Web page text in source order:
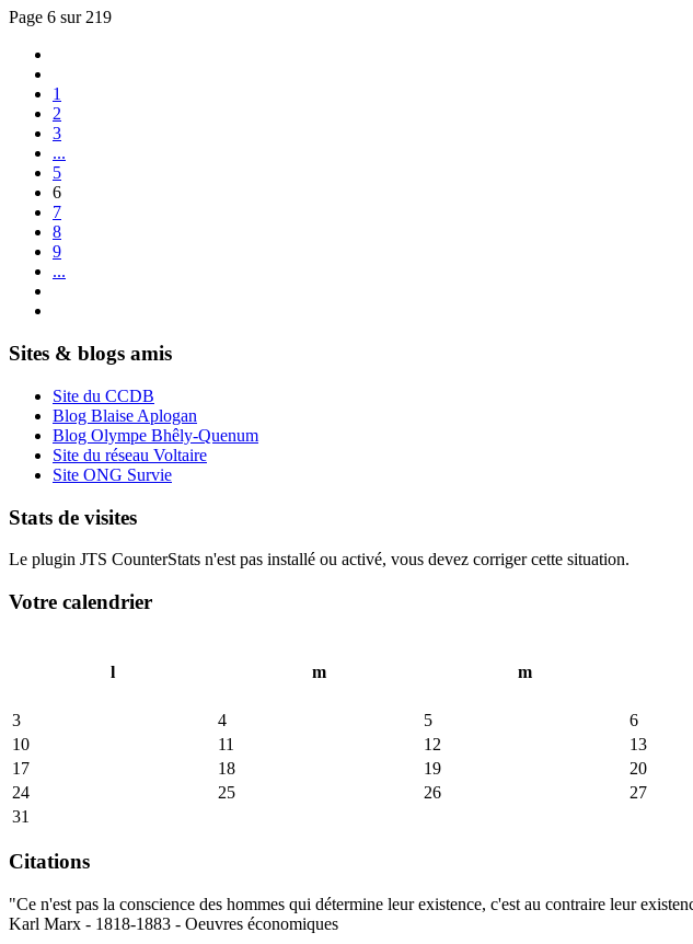
Page 6 sur 219
1
2
3
...
5
6
7
8
9
...
Sites & blogs amis
Site du CCDB
Blog Blaise Aplogan
Blog Olympe Bhêly-Quenum
Site du réseau Voltaire
Site ONG Survie
Stats de visites
Le plugin JTS CounterStats n'est pas installé ou activé, vous devez corriger cette situation.
Votre calendrier
l
m m
3
4 5 6
10
11 12 13
17
18 19 20
24
25 26 27
31
Citations
"Ce n'est pas la conscience des hommes qui détermine leur existence, c'est au contraire leur
Karl Marx - 1818-1883 - Oeuvres économiques